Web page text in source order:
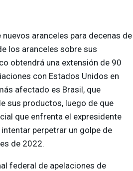
aranceles para decenas de
los aranceles sobre sus
obtendrá una extensión de 90
con Estados Unidos en
afectado es Brasil, que
sus productos, luego de que
que enfrenta el expresidente
perpetrar un golpe de
de 2022.
federal de apelaciones de